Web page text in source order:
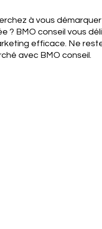
à vous
? BMO conseil vous
efficace. Ne
avec BMO conseil.